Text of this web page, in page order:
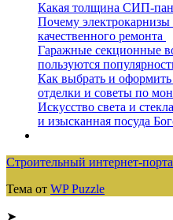
Какая толщина СИП-
Почему электрокарнизы
качественного ремонта
Гаражные секционные
пользуются
Как выбрать и
отделки и советы по
Искусство света и
и изысканная посуда
Строительный интернет-
Тема от WP Puzzle
➤